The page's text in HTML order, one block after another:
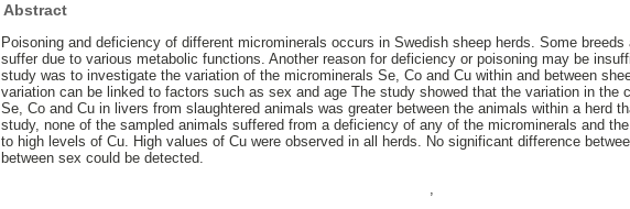
Abstract
Poisoning and deficiency of different microminerals occurs in Swedish sheep herds. Some
suffer due to various metabolic functions. Another reason for deficiency or poisoning may be
study was to investigate the variation of the microminerals Se, Co and Cu within and between
variation can be linked to factors such as sex and age The study showed that the variation in the
Se, Co and Cu in livers from slaughtered animals was greater between the animals within a herd
study, none of the sampled animals suffered from a deficiency of any of the microminerals and
to high levels of Cu. High values of Cu were observed in all herds. No significant difference
between sex could be detected.